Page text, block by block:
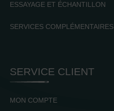
ESSAYAGE ET ÉCHANTILLON
SERVICES COMPLÉMENTAIRES
SERVICE CLIENT
MON COMPTE